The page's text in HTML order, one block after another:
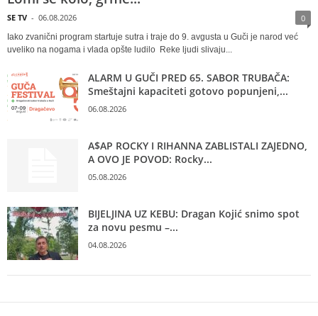
SE TV - 06.08.2026 0
Iako zvanični program startuje sutra i traje do 9. avgusta u Guči je narod već
uveliko na nogama i vlada opšte ludilo Reke ljudi slivaju...
ALARM U GUČI PRED 65. SABOR TRUBAČA:
Smeštajni kapaciteti gotovo popunjeni,...
06.08.2026
A$AP ROCKY I RIHANNA ZABLISTALI ZAJEDNO,
A OVO JE POVOD: Rocky...
05.08.2026
BIJELJINA UZ KEBU: Dragan Kojić snimo spot
za novu pesmu –...
04.08.2026